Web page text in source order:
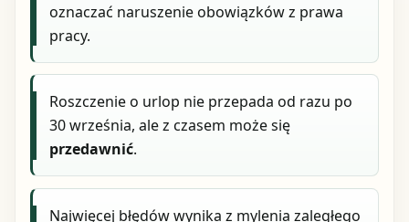
oznaczać naruszenie obowiązków z prawa
pracy.
Roszczenie o urlop nie przepada od razu po
30 września, ale z czasem może się
przedawnić.
Najwięcej błędów wynika z mylenia zaległego